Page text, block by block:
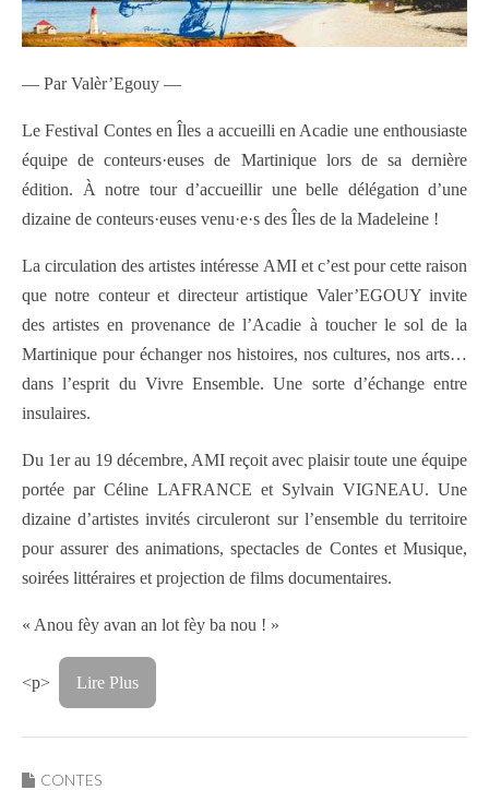
— Par Valèr’Egouy —
Le Festival Contes en Îles a accueilli en Acadie une enthousiaste
équipe de conteurs·euses de Martinique lors de sa dernière
édition. À notre tour d’accueillir une belle délégation d’une
dizaine de conteurs·euses venu·e·s des Îles de la Madeleine !
La circulation des artistes intéresse AMI et c’est pour cette raison
que notre conteur et directeur artistique Valer’EGOUY invite
des artistes en provenance de l’Acadie à toucher le sol de la
Martinique pour échanger nos histoires, nos cultures, nos arts…
dans l’esprit du Vivre Ensemble. Une sorte d’échange entre
insulaires.
Du 1er au 19 décembre, AMI reçoit avec plaisir toute une équipe
portée par Céline LAFRANCE et Sylvain VIGNEAU. Une
dizaine d’artistes invités circuleront sur l’ensemble du territoire
pour assurer des animations, spectacles de Contes et Musique,
soirées littéraires et projection de films documentaires.
« Anou fèy avan an lot fèy ba nou ! »
<p> Lire Plus
CONTES